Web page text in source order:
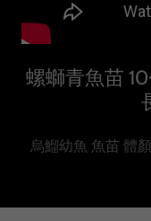
螺螄青魚苗
烏鰡幼魚 魚苗 體